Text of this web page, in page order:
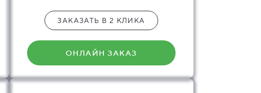
ЗАКАЗАТЬ В 2 КЛИКА
ОНЛАЙН ЗАКАЗ